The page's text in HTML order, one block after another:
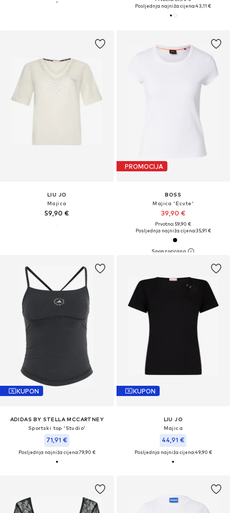
Posljednja najniža cijena:43,11 €
LIU JO
Majica
59,90 €
PROMOCIJA
BOSS
Majica 'Ecute'
39,90 €
Prvotno: 59,90 €
Posljednja najniža cijena:35,91 €
KUPON
ADIDAS BY STELLA MCCARTNEY
Sportski top 'Studio'
71,91 €
Posljednja najniža cijena:79,90 €
KUPON
LIU JO
Majica
44,91 €
Posljednja najniža cijena:49,90 €